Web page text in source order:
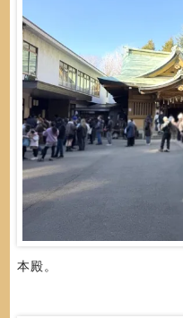
本殿。